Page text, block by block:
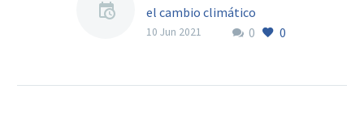
el cambio climático
0
0
10 Jun 2021